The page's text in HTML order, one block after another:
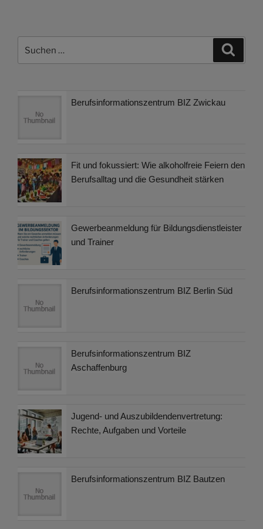
nach:
Berufsinformationszentrum BIZ Zwickau
Fit und fokussiert: Wie alkoholfreie Feiern den
Berufsalltag und die Gesundheit stärken
Gewerbeanmeldung für Bildungsdienstleister
und Trainer
Berufsinformationszentrum BIZ Berlin Süd
Berufsinformationszentrum BIZ
Aschaffenburg
Jugend- und Auszubildendenvertretung:
Rechte, Aufgaben und Vorteile
Berufsinformationszentrum BIZ Bautzen